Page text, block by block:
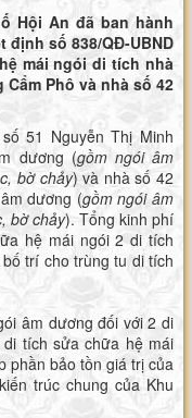
Hội An đã ban hành
định số 838/QĐ-UBND
mái ngói di tích nhà
Phô và nhà số 42
51 Nguyễn Thị Minh
dương (gồm ngói âm
bờ chảy) và nhà số 42
dương (gồm ngói âm
bờ chảy). Tổng kinh phí
hệ mái ngói 2 di tích
trí cho trùng tu di tích
âm dương đối với 2 di
tích sửa chữa hệ mái
phần bảo tồn giá trị của
trúc chung của Khu